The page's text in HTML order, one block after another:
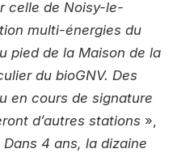
celle de Noisy-le-
multi-énergies du
pied de la Maison de la
du bioGNV. Des
en cours de signature
d’autres stations »,
Dans 4 ans, la dizaine